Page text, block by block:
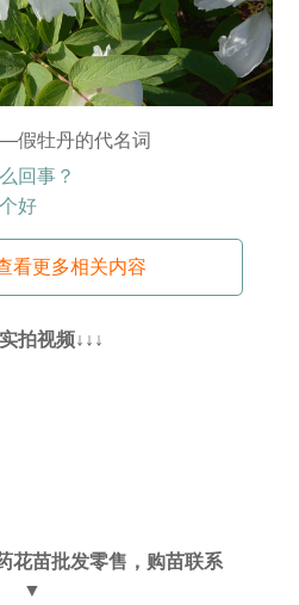
假牡丹的代名词
回事？
好
看更多相关内容
拍视频↓↓↓
花苗批发零售，购苗联系
▼